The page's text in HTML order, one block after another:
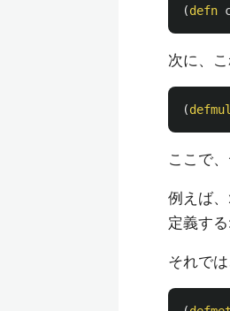
(defn
次に、
(
ここで
例えば
定義す
それで